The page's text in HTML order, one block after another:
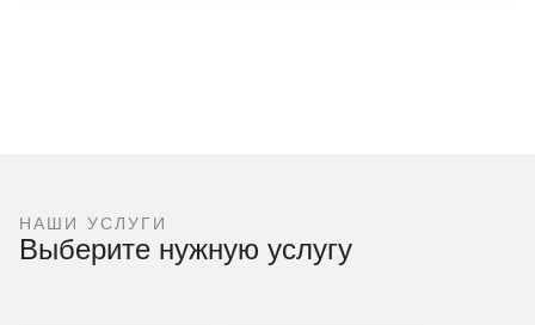
НАШИ УСЛУГИ
Выберите нужную услугу